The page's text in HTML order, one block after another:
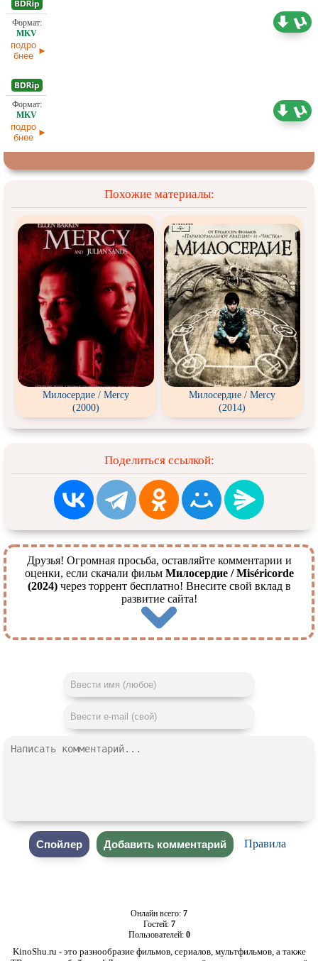
подро
бнее
подро
бнее
Похожие материалы:
Милосердие / Mercy
(2000)
Милосердие / Mercy
(2014)
Поделиться ссылкой:
Друзья! Огромная просьба, оставляйте комментарии и
оценки, если скачали фильм Милосердие / Miséricorde
(2024)через торрент бесплатно! Внесите свой вклад в
развитие сайта!
Правила
Онлайн всего: 7
Гостей: 7
Пользователей: 0
KinoShu.ru - это разнообразие фильмов, сериалов, мультфильмов, а также